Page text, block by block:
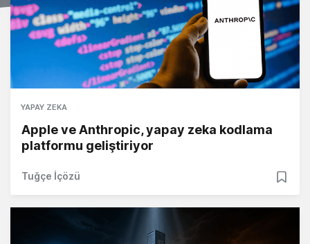
YAPAY ZEKA
Apple ve Anthropic, yapay zeka kodlama
platformu geliştiriyor
Tuğçe İçözü